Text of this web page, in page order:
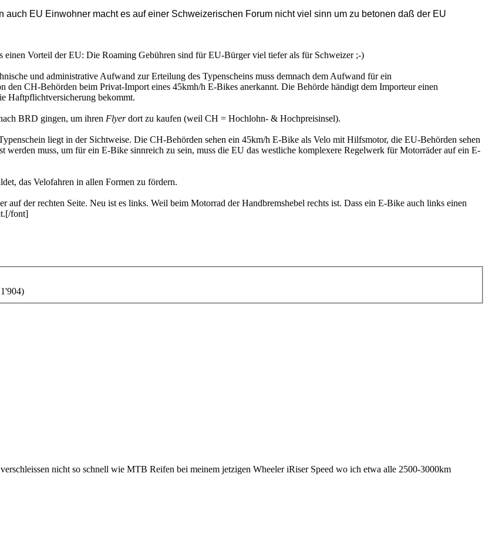
auch EU Einwohner macht es auf einer Schweizerischen Forum nicht viel sinn um zu betonen daß der EU
einen Vorteil der EU: Die Roaming Gebühren sind für EU-Bürger viel tiefer als für Schweizer ;-)
und administrative Aufwand zur Erteilung des Typenscheins muss demnach dem Aufwand für ein
den CH-Behörden beim Privat-Import eines 45kmh/h E-Bikes anerkannt. Die Behörde händigt dem Importeur einen
Haftpflichtversicherung bekommt.
BRD gingen, um ihren Flyerdort zu kaufen (weil CH = Hochlohn- & Hochpreisinsel).
liegt in der Sichtweise. Die CH-Behörden sehen ein 45km/h E-Bike als Velo mit Hilfsmotor, die EU-Behörden sehen
muss, um für ein E-Bike sinnreich zu sein, muss die EU das westliche komplexere Regelwerk für Motorräder auf ein E-
das Velofahren in allen Formen zu fördern.
der rechten Seite. Neu ist es links. Weil beim Motorrad der Handbremshebel rechts ist. Dass ein E-Bike auch links einen
font]
nicht so schnell wie MTB Reifen bei meinem jetzigen Wheeler iRiser Speed wo ich etwa alle 2500-3000km